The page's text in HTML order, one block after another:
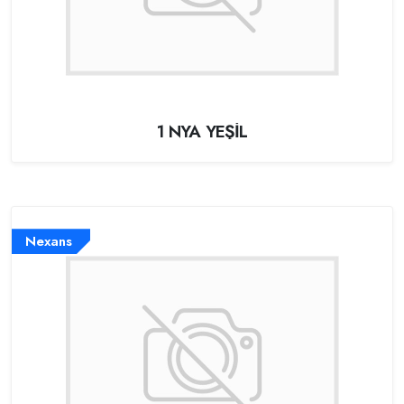
1 NYA YEŞİL
Nexans